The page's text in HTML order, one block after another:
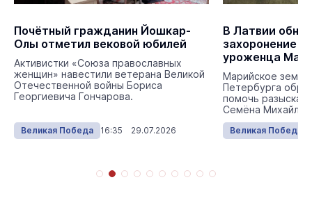
Почётный гражданин Йошкар-
Олы отметил вековой юбилей
Активистки «Союза православных
женщин» навестили ветерана Великой
Отечественной войны Бориса
Георгиевича Гончарова.
Великая Победа 16:35 29.07.2026
В Латвии
захоронение
уроженца
Марийское
Петербурга
помочь
Семёна
Великая Победа